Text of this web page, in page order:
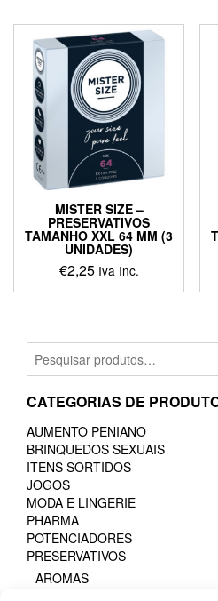
MISTER SIZE –
PRESERVATIVOS
TAMANHO XXL 64 MM (3
UNIDADES)
€2,25 Iva Inc.
This
multiple
variants.
options
be
chosen
on
product
Pesquisar
por:
CATEGORIAS DE
AUMENTO PENIANO
BRINQUEDOS SEXUAIS
ITENS SORTIDOS
JOGOS
MODA E LINGERIE
PHARMA
POTENCIADORES
PRESERVATIVOS
AROMAS